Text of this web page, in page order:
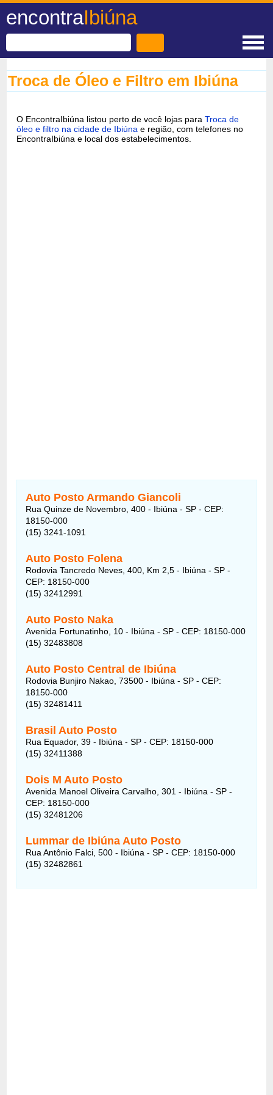
encontraIbiúna
Troca de Óleo e Filtro em Ibiúna
O EncontraIbiúna listou perto de você lojas paraTroca de
óleo e filtro na cidade de Ibiúna e região, com telefones no
EncontraIbiúna e local dos estabelecimentos.
Auto Posto Armando Giancoli
Rua Quinze de Novembro, 400 - Ibiúna - SP - CEP:
18150-000
(15) 3241-1091
Auto Posto Folena
Rodovia Tancredo Neves, 400, Km 2,5 - Ibiúna - SP -
CEP: 18150-000
(15) 32412991
Auto Posto Naka
Avenida Fortunatinho, 10 - Ibiúna - SP - CEP: 18150-000
(15) 32483808
Auto Posto Central de Ibiúna
Rodovia Bunjiro Nakao, 73500 - Ibiúna - SP - CEP:
18150-000
(15) 32481411
Brasil Auto Posto
Rua Equador, 39 - Ibiúna - SP - CEP: 18150-000
(15) 32411388
Dois M Auto Posto
Avenida Manoel Oliveira Carvalho, 301 - Ibiúna - SP -
CEP: 18150-000
(15) 32481206
Lummar de Ibiúna Auto Posto
Rua Antônio Falci, 500 - Ibiúna - SP - CEP: 18150-000
(15) 32482861